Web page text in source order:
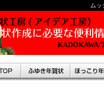
ムッ
KADOKAWA/